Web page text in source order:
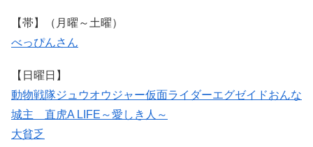
【帯】（月曜～土曜）
べっぴんさん
【日曜日】
動物戦隊ジュウオウジャー仮面ライダーエグゼイドおんな
城主 直虎A LIFE～愛しき人～
大貧乏